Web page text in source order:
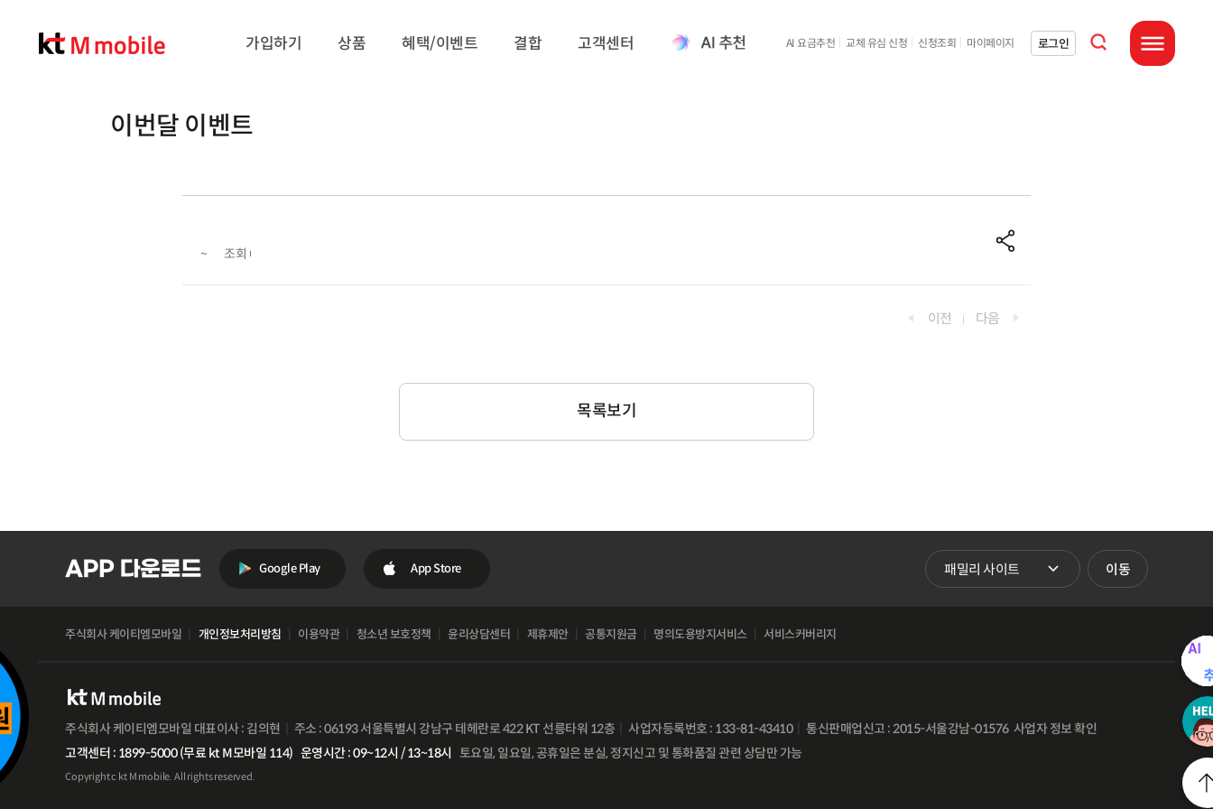
가입하기 상품 혜택/이벤트 결합 고객센터 AI 요금추천 교체 유심 신청 신청조회 마이페이지 로그인
통합검색 열기
전체메뉴 열기
이번달 이벤트
기
~ 조회
공유하기
이전 다음
목록보기
Google Play App Store 패밀리 사이트 바로가기
이동
주식회사 케이티엠모바일 개인정보처리방침 이용약관 청소년 보호정책 윤리상담센터 제휴제안 공통지원금 명의도용방지서비스 서비스커버리지
주식회사 케이티엠모바일 대표이사 : 김의현 주소 : 06193 서울특별시 강남구 테헤란로 422 KT 선릉타워 12층 사업자등록번호 : 133-81-43410 통신판매업신고 : 2015-서울강남-01576 사업자 정보 확인
고객센터 : 1899-5000 (무료 kt M모바일 114) 운영시간 : 09~12시 / 13~18시 토요일, 일요일, 공휴일은 분실, 정지신고 및 통화품질 관련 상담만 가능
Copyright c kt M mobile. All rights reserved.